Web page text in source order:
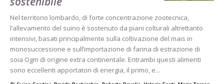
Nel territorio lombardo, di forte concentrazione zootecnica,
l’allevamento del suino è sostenuto da piani colturali altrettanto
intensivi, basati principalmente sulla coltivazione del mais in
monosuccessione e sull’importazione di farina di estrazione di
soia Ogm di origine extra continentale. Entrambi questi alimenti
sono eccellenti apportatori di energia, il primo, e...